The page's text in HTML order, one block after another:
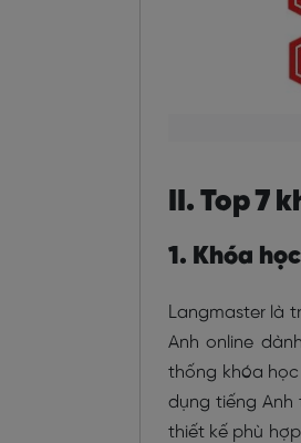
II. Top 7
1. Khóa
Langmaster là
Anh online
thống khóa
dụng tiếng
thiết kế phù